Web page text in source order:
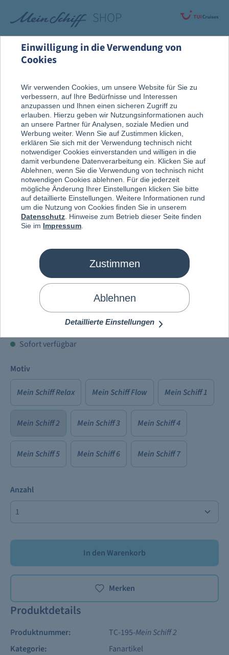
Alle Produkte Fanartikel
Mein Schiff
3D
Schlüsselanhänger
6,90 €
Preise inkl. MwSt. zzgl.Versandkosten
Sofort verfügbar
Motiv
Mein Schiff Relax Mein Schiff Flow Mein Schiff 1
Mein Schiff 2 Mein Schiff 3 Mein Schiff 4
Mein Schiff 5 Mein Schiff 6 Mein Schiff 7
Anzahl
In den Warenkorb
Merken
Produktdetails
Produktnummer: TC-195-Mein Schiff 2
Kategorie:
Fanartikel
Einwilligung in die Verwendung von
Cookies
Wir verwenden Cookies, um unsere Website für Sie zu
verbessern, auf Ihre Bedürfnisse und Interessen
anzupassen und Ihnen einen sicheren Zugriff zu
erlauben. Hierzu geben wir Nutzungsinformationen auch
an unsere Partner für Analysen, soziale Medien und
Werbung weiter. Wenn Sie auf Zustimmen klicken,
erklären Sie sich mit der Verwendung technisch nicht
notwendiger Cookies einverstanden und willigen in die
damit verbundene Datenverarbeitung ein. Klicken Sie auf
Ablehnen, wenn Sie die Verwendung von technisch nicht
notwendigen Cookies ablehnen. Für die jederzeit
mögliche Änderung Ihrer Einstellungen klicken Sie bitte
auf detaillierte Einstellungen. Weitere Informationen rund
um die Nutzung von Cookies finden Sie in unserem
Datenschutz . Hinweise zum Betrieb dieser Seite finden
Sie im Impressum
Zustimmen
Ablehnen
Detaillierte Einstellungen